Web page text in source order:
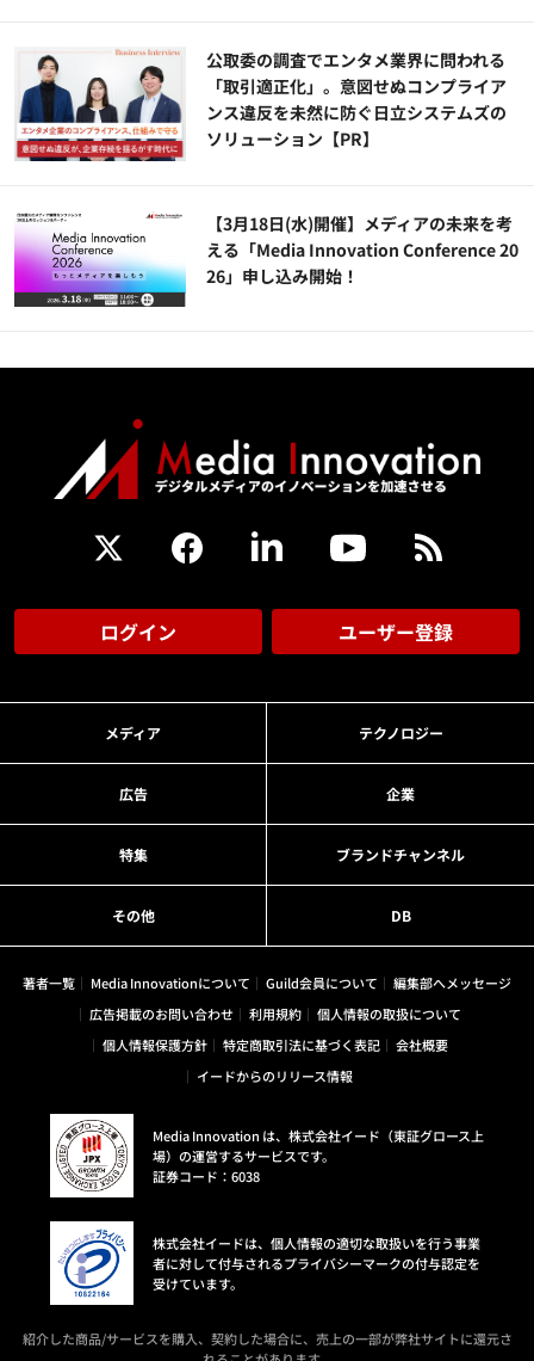
公​​取委の調査でエンタメ業界に問われる
「取引適正化」。意図せぬコンプライア
ンス違反を未然に防ぐ日立システムズの
ソリューション​【PR】
【3月18日(水)開催】メディアの未来を考
える「Media Innovation Conference 20
26」申し込み開始！
ログイン ユーザー登録
メディア テクノロジー
広告 企業
特集 ブランドチャンネル
その他 DB
著者一覧 Media Innovationについて Guild会員について
編集部へメッセージ
広告掲載のお問い合わせ
利用規約
個人情報の取扱について
個人情報保護方針
特定商取引法に基づく表記
会社概要
イードからのリリース情報
Media Innovation は、株式会社イード（東証グロース上
場）の運営するサービスです。
証券コード：6038
株式会社イードは、個人情報の適切な取扱いを行う事業
者に対して付与されるプライバシーマークの付与認定を
受けています。
紹介した商品/サービスを購入、契約した場合に、売上の一部が弊社サイトに還元さ